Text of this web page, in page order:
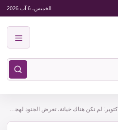
الخميس، 6 آب 2026
تحقيقات 7 أكتوبر: لم تكن هناك خيانة، تعرض الجنود لهجوم سيبراني